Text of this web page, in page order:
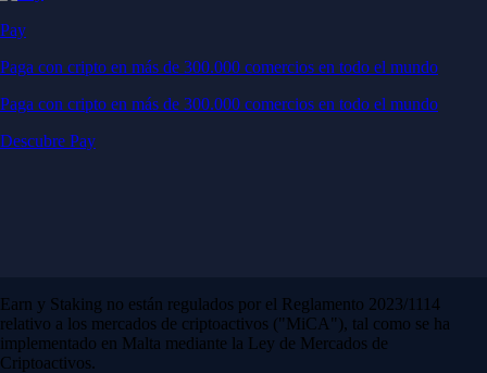
Pay
Paga con cripto en más de 300.000 comercios en todo el mundo
Paga con cripto en más de 300.000 comercios en todo el mundo
Descubre Pay
Earn y Staking no están regulados por el Reglamento 2023/1114
relativo a los mercados de criptoactivos ("MiCA"), tal como se ha
implementado en Malta mediante la Ley de Mercados de
Criptoactivos.